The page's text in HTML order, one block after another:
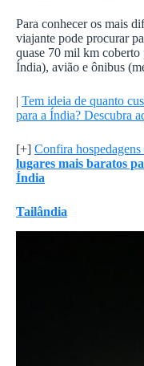
Para conhecer os mais
viajante pode procurar
quase 70 mil km
Índia), avião e ônibus
| Tem ideia de quanto
para a Índia? Descubra
[+] Confira
lugares mais baratos
Índia
Tailândia